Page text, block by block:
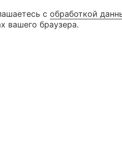
8 (846)
8 (927)
с обработкой
вашего браузера.